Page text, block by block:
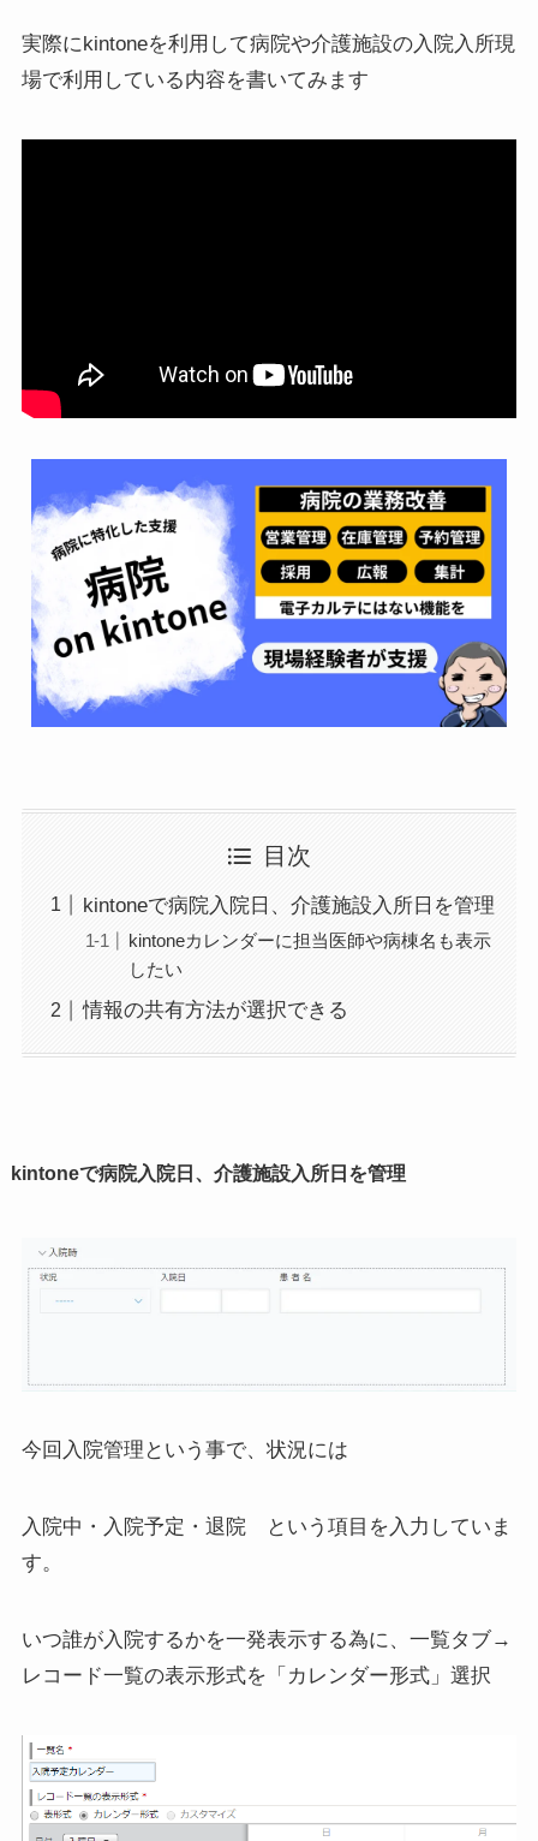
実際にkintoneを利用して病院や介護施設の入院入所現
場で利用している内容を書いてみます
目次
kintoneで病院入院日、介護施設入所日を管理
kintoneカレンダーに担当医師や病棟名も表示
したい
情報の共有方法が選択できる
kintoneで病院入院日、介護施設入所日を管理
今回入院管理という事で、状況には
入院中・入院予定・退院 という項目を入力していま
す。
いつ誰が入院するかを一発表示する為に、一覧タブ→
レコード一覧の表示形式を「カレンダー形式」選択